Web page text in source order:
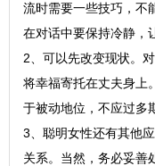
流时需要一些技巧，不
在对话中要保持冷静，
2、可以先改变现状。
将幸福寄托在丈夫身上
于被动地位，不应过多
3、聪明女性还有其他
关系。当然，务必妥善